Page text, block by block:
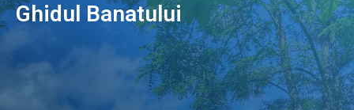
Ghidul Banatului